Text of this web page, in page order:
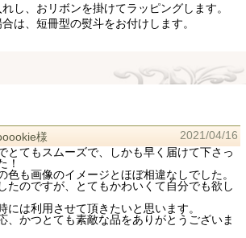
し、おリボンを掛けてラッピングします。
は、短冊型の熨斗をお付けします。
様 2021/04/16
とてもスムーズで、しかも早く届けて下さっ
！
色も画像のイメージとほぼ相違なしでした。
たのですが、とてもかわいくて自分でも欲し
には利用させて頂きたいと思います。
、かつとても素敵な品をありがとうございま